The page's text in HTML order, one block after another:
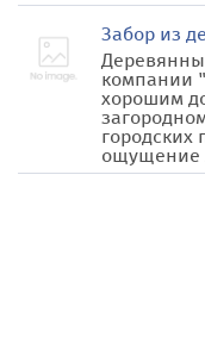
Забор из
компании
хорошим
городских
ощущение